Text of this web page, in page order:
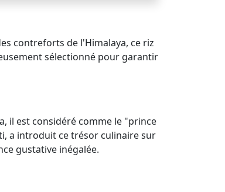
contreforts de l'Himalaya, ce riz
sélectionné pour garantir
il est considéré comme le "prince
a introduit ce trésor culinaire sur
gustative inégalée.